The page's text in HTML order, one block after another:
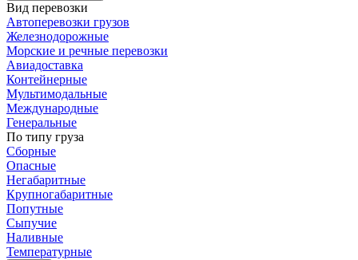
Вид перевозки
Автоперевозки грузов
Железнодорожные
Морские и речные перевозки
Авиадоставка
Контейнерные
Мультимодальные
Международные
Генеральные
По типу груза
Сборные
Опасные
Негабаритные
Крупногабаритные
Попутные
Сыпучие
Наливные
Температурные